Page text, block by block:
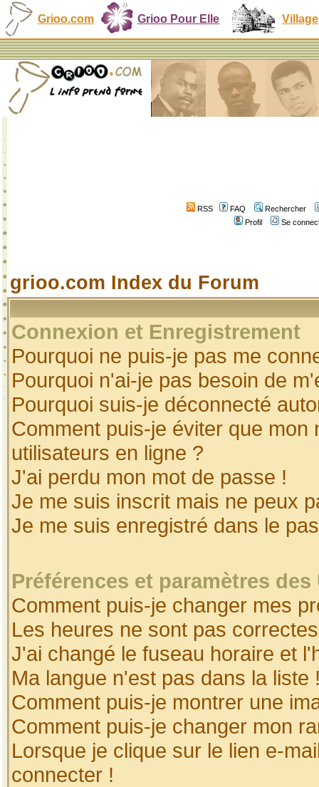
Grioo.com Grioo Pour Elle Village
RSS FAQ
Rechercher
Profil
Se
grioo.com Index du Forum
Connexion et Enregistrement
Pourquoi ne puis-je pas me
Pourquoi n'ai-je pas besoin de
Pourquoi suis-je déconnecté
Comment puis-je éviter que
utilisateurs en ligne ?
J'ai perdu mon mot de passe !
Je me suis inscrit mais ne peux
Je me suis enregistré dans le
Préférences et paramètres
Comment puis-je changer mes
Les heures ne sont pas
J'ai changé le fuseau horaire et
Ma langue n'est pas dans la liste
Comment puis-je montrer une
Comment puis-je changer mon
Lorsque je clique sur le lien e-
connecter !